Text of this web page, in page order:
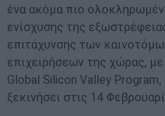
ένα ακόμα πιο
ενίσχυσης της
επιτάχυνσης των
επιχειρήσεων της χώρας,
Global Silicon Valley
ξεκινήσει στις 14